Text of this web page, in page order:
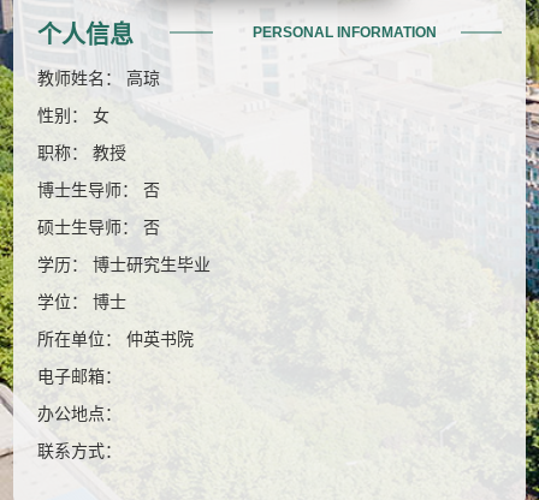
个人信息 PERSONAL INFORMATION
教师姓名： 高琼
性别： 女
职称： 教授
博士生导师： 否
硕士生导师： 否
学历： 博士研究生毕业
学位： 博士
所在单位： 仲英书院
电子邮箱：
办公地点：
联系方式：